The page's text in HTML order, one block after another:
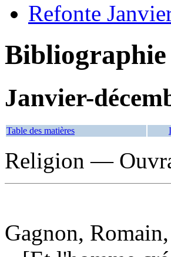
Refonte
Bibliographie
Janvier-
Table des matières
Religion —
Gagnon,